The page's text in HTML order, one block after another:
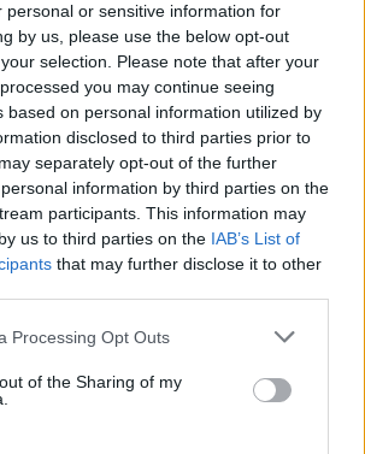
personal or sensitive information for
by us, please use the below opt-out
selection. Please note that after your
you may continue seeing
based on personal information utilized by
disclosed to third parties prior to
separately opt-out of the further
information by third parties on the
participants. This information may
us to third parties on the IAB’s List of
that may further disclose it to other
Processing Opt Outs
of the Sharing of my
και προοπτικές στις αγορές
αερίου στην Ευρώπη
ΕΝΕΡΓΕΙΑ
ups επιχειρήσεις στρέφονται
Μεγαλύτερη πρόκληση η
ΕΠΙΧΕΙΡΗΣΕΙΣ
2.627,95 μονάδες ο Γενικός
άνοδο 0,15%
ευλογιά, πανώλη και αφθώδη